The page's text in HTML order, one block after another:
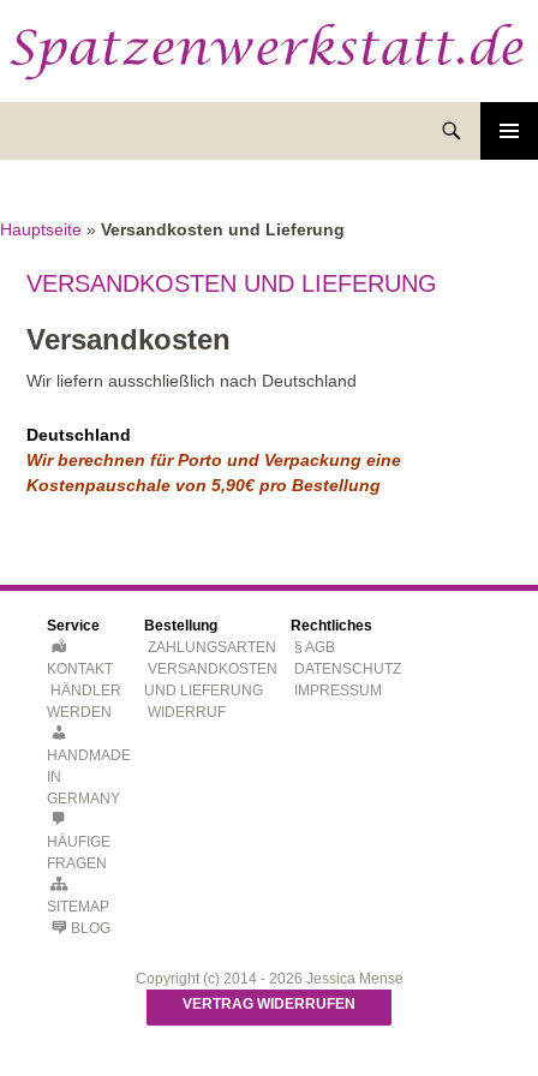
Hauptseite » Versandkosten und Lieferung
VERSANDKOSTEN UND LIEFERUNG
Versandkosten
Wir liefern ausschließlich nach Deutschland
Deutschland
Wir berechnen für Porto und Verpackung eine
Kostenpauschale von 5,90€ pro Bestellung
Service
KONTAKT
HÄNDLER
WERDEN
HANDMADE
IN
GERMANY
HÄUFIGE
FRAGEN
SITEMAP
BLOG
Bestellung
ZAHLUNGSARTEN
VERSANDKOSTEN
UND LIEFERUNG
WIDERRUF
Rechtliches
§ AGB
DATENSCHUTZ
IMPRESSUM
Copyright (c) 2014 - 2026 Jessica Mense
VERTRAG WIDERRUFEN